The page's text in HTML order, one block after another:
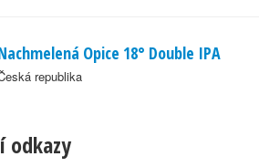
Opice 18° Double IPA
republika
odkazy